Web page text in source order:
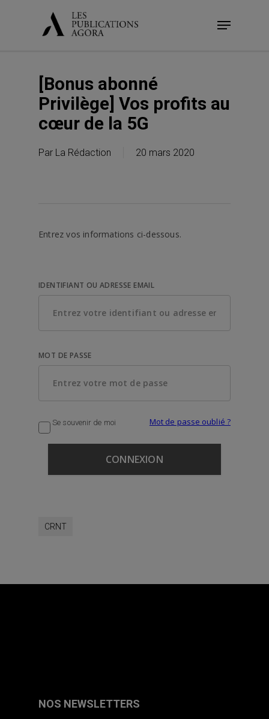
Menu
[Bonus abonné
Privilège] Vos profits au
cœur de la 5G
Par La Rédaction 20 mars 2020
Entrez vos informations ci-dessous.
IDENTIFIANT OU ADRESSE EMAIL
MOT DE PASSE
Se souvenir de moi Mot de passe oublié ?
CRNT
NOS NEWSLETTERS